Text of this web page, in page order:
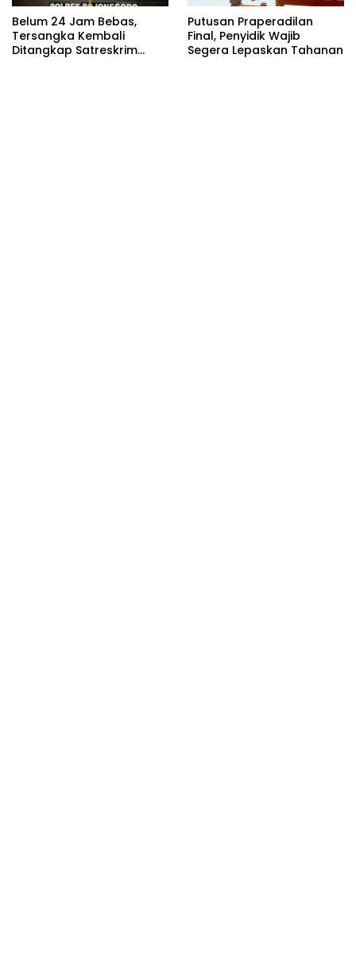
Belum 24 Jam Bebas,
Tersangka Kembali
Ditangkap Satreskrim
Putusan Praperadilan
Final, Penyidik Wajib
Segera Lepaskan Tahanan